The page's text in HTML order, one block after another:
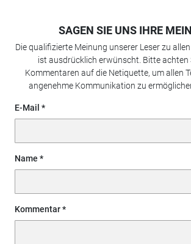
SAGEN SIE UNS IHRE
Die qualifizierte Meinung unserer Leser zu
ist ausdrücklich erwünscht. Bitte achten
Kommentaren auf die Netiquette, um allen
angenehme Kommunikation zu
E-Mail
Name
Kommentar